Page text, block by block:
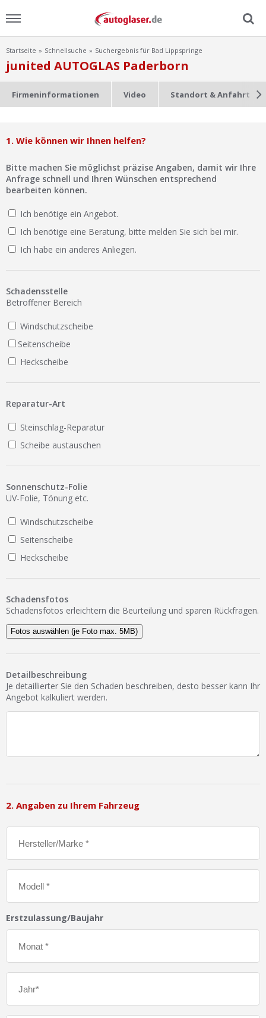
Menu
Home
Ratgeber
Scheibensuche
FAQ
Lexikon
Ist Ihre Werkstatt schon dabei?
Startseite Schnellsuche Suchergebnis für Bad Lippspringe
junited AUTOGLAS Paderborn
Firmeninformationen Video Standort & Anfahrt
1. Wie können wir Ihnen helfen?
Bitte machen Sie möglichst präzise Angaben, damit wir Ihre
Anfrage schnell und Ihren Wünschen entsprechend
bearbeiten können.
Ich benötige ein Angebot.
Ich benötige eine Beratung, bitte melden Sie sich bei mir.
Ich habe ein anderes Anliegen.
Schadensstelle
Betroffener Bereich
Windschutzscheibe
Seitenscheibe
Heckscheibe
Reparatur-Art
Steinschlag-Reparatur
Scheibe austauschen
Sonnenschutz-Folie
UV-Folie, Tönung etc.
Windschutzscheibe
Seitenscheibe
Heckscheibe
Schadensfotos
Schadensfotos erleichtern die Beurteilung und sparen Rückfragen.
Fotos auswählen (je Foto max. 5MB)
Detailbeschreibung
Je detaillierter Sie den Schaden beschreiben, desto besser kann Ihr
Angebot kalkuliert werden.
2. Angaben zu Ihrem Fahrzeug
Erstzulassung/Baujahr